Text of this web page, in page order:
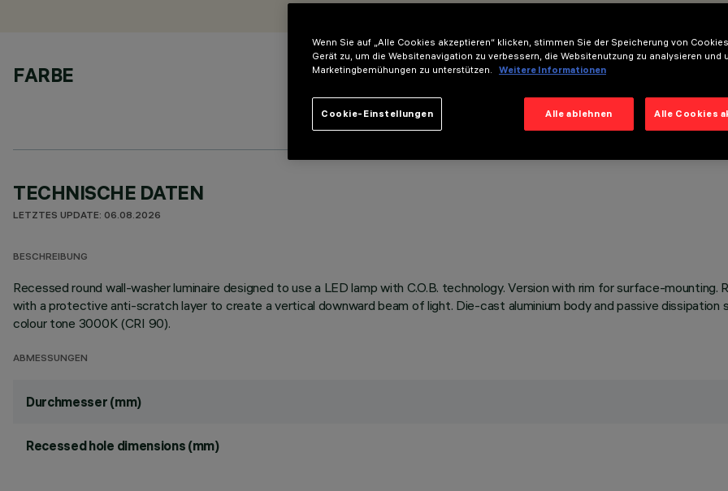
FARBE
TECHNISCHE DATEN
LETZTES UPDATE: 06.08.2026
BESCHREIBUNG
Recessed round wall-washer luminaire designed to use a LED lamp with C.O.B. technology. Version with rim for surface-
with a protective anti-scratch layer to create a vertical downward beam of light. Die-cast aluminium body and passive dissipation
colour tone 3000K (CRI 90).
ABMESSUNGEN
Durchmesser (mm)
Recessed hole dimensions (mm)
Wenn Sie auf „Alle Cookies akzeptieren“ klicken, stimmen Sie der Speicherung von
Gerät zu, um die Websitenavigation zu verbessern, die Websitenutzung zu analysieren und
Marketingbemühungen zu unterstützen.
Weitere Informationen
Alle ablehnen Alle Cookies
Cookie-Einstellungen